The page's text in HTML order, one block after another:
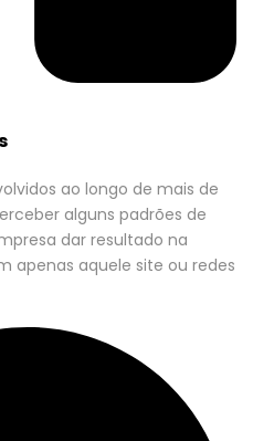
ao longo de mais de
alguns padrões de
dar resultado na
apenas aquele site ou redes